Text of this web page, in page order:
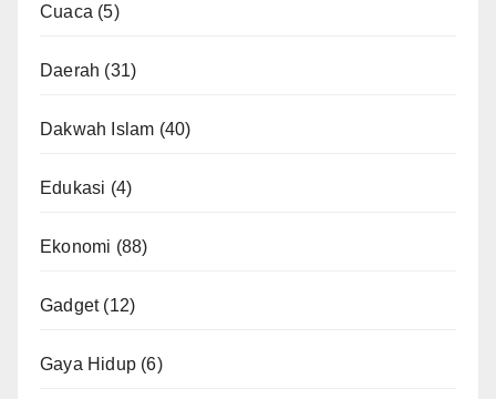
Cuaca (5)
Daerah (31)
Dakwah Islam (40)
Edukasi (4)
Ekonomi (88)
Gadget(12)
Gaya Hidup (6)